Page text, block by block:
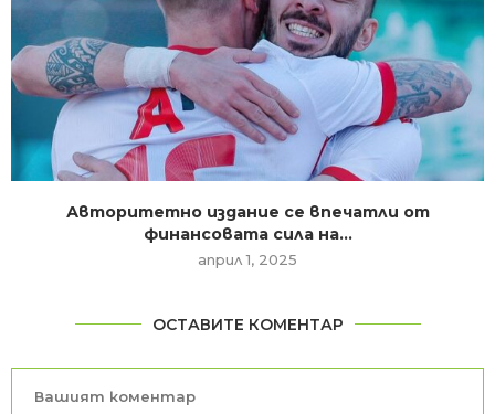
Авторитетно издание се впечатли от
финансовата сила на...
април 1, 2025
ОСТАВИТЕ КОМЕНТАР